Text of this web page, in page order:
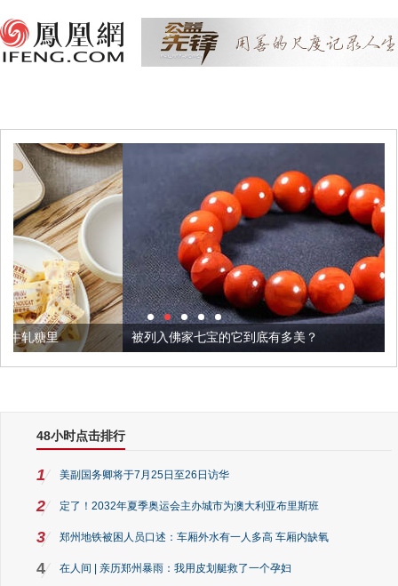
被列入佛家七宝的它到底有多美？
48小时点击排行
1 美副国务卿将于7月25日至26日访华
2 定了！2032年夏季奥运会主办城市为澳大利亚布里斯班
3 郑州地铁被困人员口述：车厢外水有一人多高 车厢内缺氧
4 在人间 | 亲历郑州暴雨：我用皮划艇救了一个孕妇